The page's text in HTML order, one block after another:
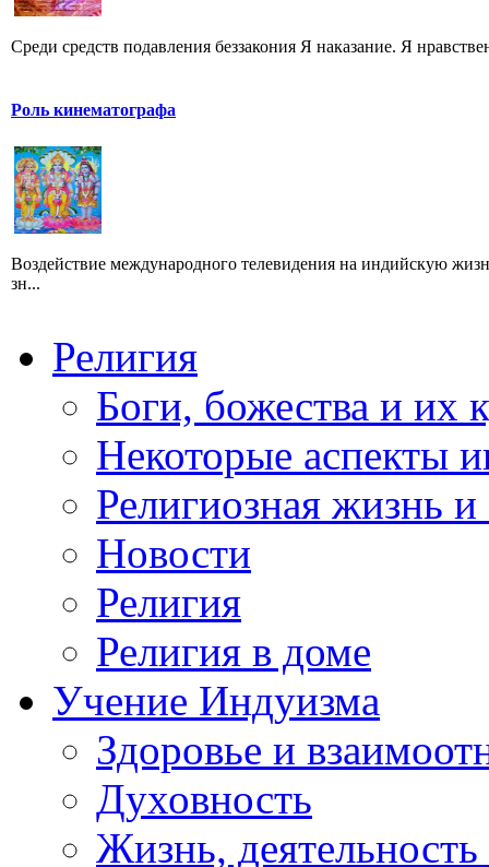
Среди средств подавления беззакония Я наказание. Я
Роль кинематографа
Воздействие международного телевидения на индийскую
зн...
Религия
Боги, божества и их
Некоторые аспекты
Религиозная жизнь
Новости
Религия
Религия в доме
Учение Индуизма
Здоровье и
Духовность
Жизнь, деятельность